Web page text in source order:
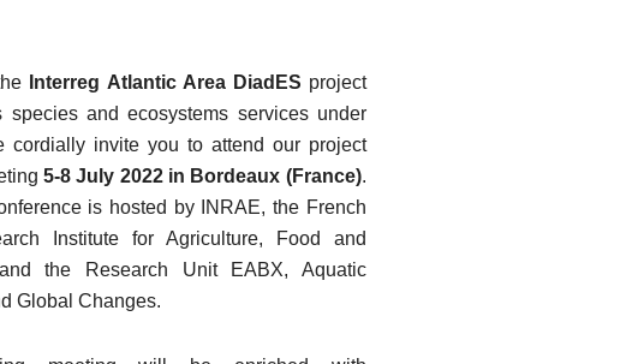
Interreg Atlantic Area DiadES project
species and ecosystems services under
cordially invite you to attend our project
5-8 July 2022 in Bordeaux (France).
is hosted by INRAE, the French
Institute for Agriculture, Food and
the Research Unit EABX, Aquatic
Global Changes.